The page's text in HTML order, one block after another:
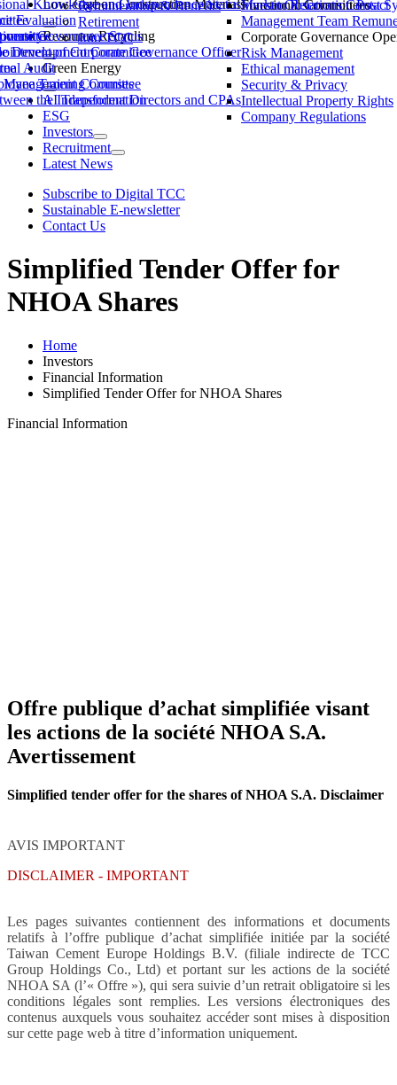
Market Observation Post
Knowledge and Independence Status
Evaluation
Functional Committees
Development Committee
Committee
the Independent Directors and CPAs
Management Team
Corporate Governance
Governance Status
of Corporate Governance Officer
Audit
Training Courses
Risk Management
Ethical management
Security & Privacy
Intellectual Property Rights
Company Regulations
Investor Relations Contact
Remuneration & Benefits
Retirement
Join TCC
Low-Carbon Construction Materials
Resource Recycling
Green Energy
AI Transformation
ESG
Investors
Recruitment
Latest News
Subscribe to Digital TCC
Sustainable E-newsletter
Contact Us
Simplified Tender Offer for
NHOA Shares
Home
Investors
Financial Information
Simplified Tender Offer for NHOA Shares
Financial Information
Offre publique d’achat simplifiée visant
les actions de la société NHOA S.A.
Avertissement
Simplified tender offer for the shares of NHOA S.A. Disclaimer
AVIS IMPORTANT
DISCLAIMER - IMPORTANT
Les pages suivantes contiennent des informations et documents
relatifs à l’offre publique d’achat simplifiée initiée par la société
Taiwan Cement Europe Holdings B.V. (filiale indirecte de TCC
Group Holdings Co., Ltd) et portant sur les actions de la société
NHOA SA (l’« Offre »), qui sera suivie d’un retrait obligatoire si les
conditions légales sont remplies. Les versions électroniques des
contenus auxquels vous souhaitez accéder sont mises à disposition
sur cette page web à titre d’information uniquement.